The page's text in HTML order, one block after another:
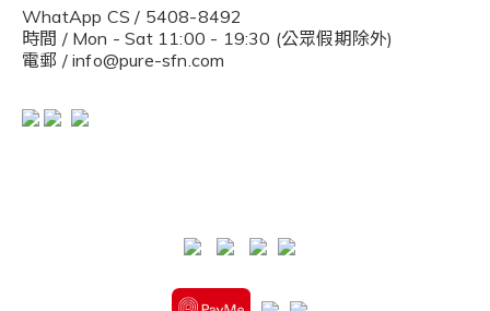
WhatApp CS / 5408-8492
時間 / Mon - Sat 11:00 - 19:30 (公眾假期除外)
電郵 / info@pure-sfn.com